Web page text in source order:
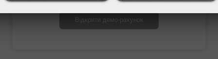
Відкрити демо-рахунок